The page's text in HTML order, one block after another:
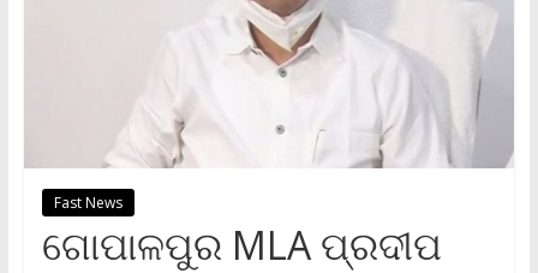
Fast News
ଗୋପାଳପୁର MLA ପ୍ରଦୀପ